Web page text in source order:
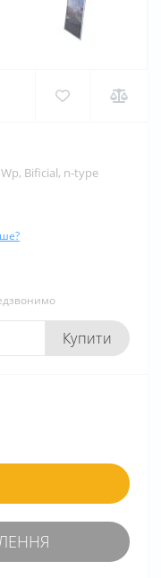
Wp, Bificial, n-type
Купити